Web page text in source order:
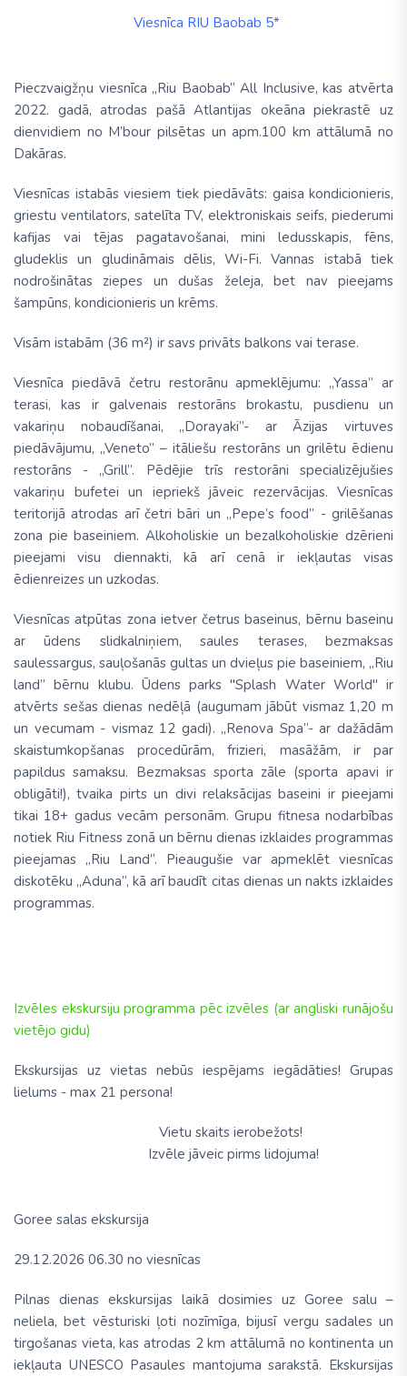
Viesnīca RIU Baobab 5*
Pieczvaigžņu viesnīca „Riu Baobab” All Inclusive, kas atvērta
2022. gadā, atrodas pašā Atlantijas okeāna piekrastē uz
dienvidiem no M’bour pilsētas un apm.100 km attālumā no
Dakāras.
Viesnīcas istabās viesiem tiek piedāvāts: gaisa kondicionieris,
griestu ventilators, satelīta TV, elektroniskais seifs, piederumi
kafijas vai tējas pagatavošanai, mini ledusskapis, fēns,
gludeklis un gludināmais dēlis, Wi-Fi.Vannas istabā tiek
nodrošinātas ziepes un dušas želeja, bet nav pieejams
šampūns, kondicionieris un krēms.
Visām istabām (36 m²) ir savs privāts balkons vai terase.
Viesnīca piedāvā četru restorānu apmeklējumu: „Yassa” ar
terasi, kas ir galvenais restorāns brokastu, pusdienu un
vakariņu nobaudīšanai, „Dorayaki”- ar Āzijas virtuves
piedāvājumu, „Veneto” – itāliešu restorāns un grilētu ēdienu
restorāns - „Grill”. Pēdējie trīs restorāni specializējušies
vakariņu bufetei un iepriekš jāveic rezervācijas. Viesnīcas
teritorijā atrodas arī četri bāri un „Pepe’s food” - grilēšanas
zona pie baseiniem. Alkoholiskie un bezalkoholiskie dzērieni
pieejami visu diennakti, kā arī cenā ir iekļautas visas
ēdienreizes un uzkodas.
Viesnīcas atpūtas zona ietver četrus baseinus, bērnu baseinu
ar ūdens slidkalniņiem, saules terases, bezmaksas
saulessargus, sauļošanās gultas un dvieļus pie baseiniem, „Riu
land” bērnu klubu. Ūdens parks "Splash Water World" ir
atvērts sešas dienas nedēļā (augumam jābūt vismaz 1,20 m
un vecumam - vismaz 12 gadi). „Renova Spa”- ar dažādām
skaistumkopšanas procedūrām, frizieri, masāžām, ir par
papildus samaksu. Bezmaksas sporta zāle (sporta apavi ir
obligāti!), tvaika pirts un divi relaksācijas baseini ir pieejami
tikai 18+ gadus vecām personām. Grupu fitnesa nodarbības
notiek Riu Fitness zonā un bērnu dienas izklaides programmas
pieejamas „Riu Land”. Pieaugušie var apmeklēt viesnīcas
diskotēku „Aduna”, kā arī baudīt citas dienas un nakts izklaides
programmas.
Izvēles ekskursiju programma pēc izvēles (ar angliski runājošu
vietējo gidu)
Ekskursijas uz vietas nebūs iespējams iegādāties! Grupas
lielums - max 21 persona!
Vietu skaits ierobežots!
Izvēle jāveic pirms lidojuma!
Goree salas ekskursija
29.12.2026 06.30 no viesnīcas
Pilnas dienas ekskursijas laikā dosimies uz Goree salu –
neliela, bet vēsturiski ļoti nozīmīga, bijusī vergu sadales un
tirgošanas vieta, kas atrodas 2 km attālumā no kontinenta un
iekļauta UNESCO Pasaules mantojuma sarakstā. Ekskursijas